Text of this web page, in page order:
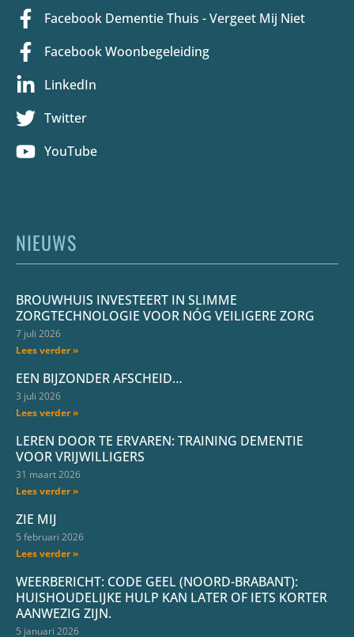
Facebook Dementie Thuis - Vergeet Mij Niet
Facebook Woonbegeleiding
LinkedIn
Twitter
YouTube
NIEUWS
BROUWHUIS INVESTEERT IN SLIMME
ZORGTECHNOLOGIE VOOR NÓG VEILIGERE ZORG
7 juli 2026
Lees verder »
EEN BIJZONDER AFSCHEID…
3 juli 2026
Lees verder »
LEREN DOOR TE ERVAREN: TRAINING DEMENTIE
VOOR VRIJWILLIGERS
31 maart 2026
Lees verder »
ZIE MIJ
5 februari 2026
Lees verder »
WEERBERICHT: CODE GEEL (NOORD-BRABANT):
HUISHOUDELIJKE HULP KAN LATER OF IETS KORTER
AANWEZIG ZIJN.
5 januari 2026